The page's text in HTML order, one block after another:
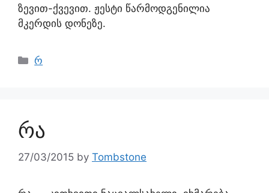
ზევით-ქვევით. ჟესტი წარმოდგენილია
მკერდის დონეზე.
რ
რა
27/03/2015 by Tombstone